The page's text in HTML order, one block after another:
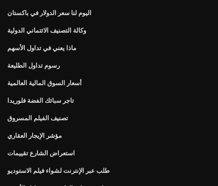
اليوم لنا سعر الدولار في باكستان
وكالة التصنيف الائتماني الدولية
ماذا يعني في تداول الأسهم
رسوم تداول الطليعة
أسعار السوق المالية العالمية
تاجر سبائك الفضة فلوريدا
تصنيف الفيلم المسروق
مؤشر الإيجار العقاري
استعراض الشارع تقييمات
طلب عبر الإنترنت لشواء فيلم الاستوديو